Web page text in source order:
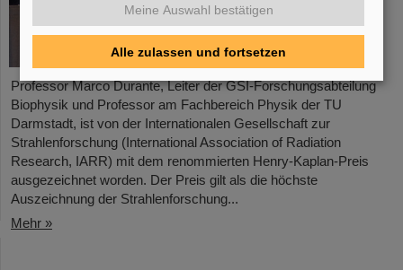
Professor Marco Durante, Leiter der GSI-Forschungsabteilung
Biophysik und Professor am Fachbereich Physik der TU
Darmstadt, ist von der Internationalen Gesellschaft zur
Strahlenforschung (International Association of Radiation
Research, IARR) mit dem renommierten Henry-Kaplan-Preis
ausgezeichnet worden. Der Preis gilt als die höchste
Auszeichnung der Strahlenforschung...
Mehr »
Meine Auswahl bestätigen
Alle zulassen und fortsetzen